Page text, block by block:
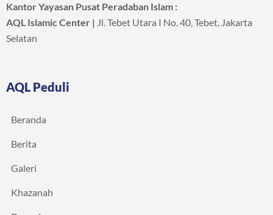
Kantor Yayasan Pusat Peradaban Islam :
AQL Islamic Center | Jl. Tebet Utara I No. 40, Tebet, Jakarta
Selatan
AQL Peduli
Beranda
Berita
Galeri
Khazanah